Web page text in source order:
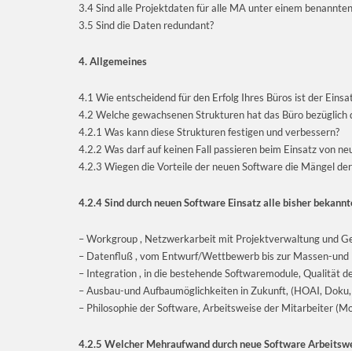
3.4 Sind alle Projektdaten für alle MA unter einem
3.5 Sind die Daten redundant?
4. Allgemeines
4.1 Wie entscheidend für den Erfolg Ihres Büros ist der
4.2 Welche gewachsenen Strukturen hat das Büro bezüglich
4.2.1 Was kann diese Strukturen festigen und verbessern?
4.2.2 Was darf auf keinen Fall passieren beim Einsatz von
4.2.3 Wiegen die Vorteile der neuen Software die Mängel
4.2.4 Sind durch neuen Software Einsatz alle bisher
– Workgroup , Netzwerkarbeit mit Projektverwaltung und
– Datenfluß , vom Entwurf/Wettbewerb bis zur Massen-
– Integration , in die bestehende Softwaremodule, Qualität
– Ausbau-und Aufbaumöglichkeiten in Zukunft, (HOAI,
– Philosophie der Software, Arbeitsweise der Mitarbeiter
4.2.5 Welcher Mehraufwand durch neue Software